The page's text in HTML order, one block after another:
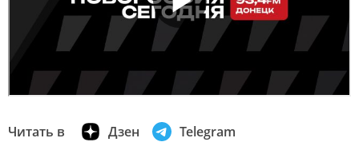
Читать в Дзен Telegram